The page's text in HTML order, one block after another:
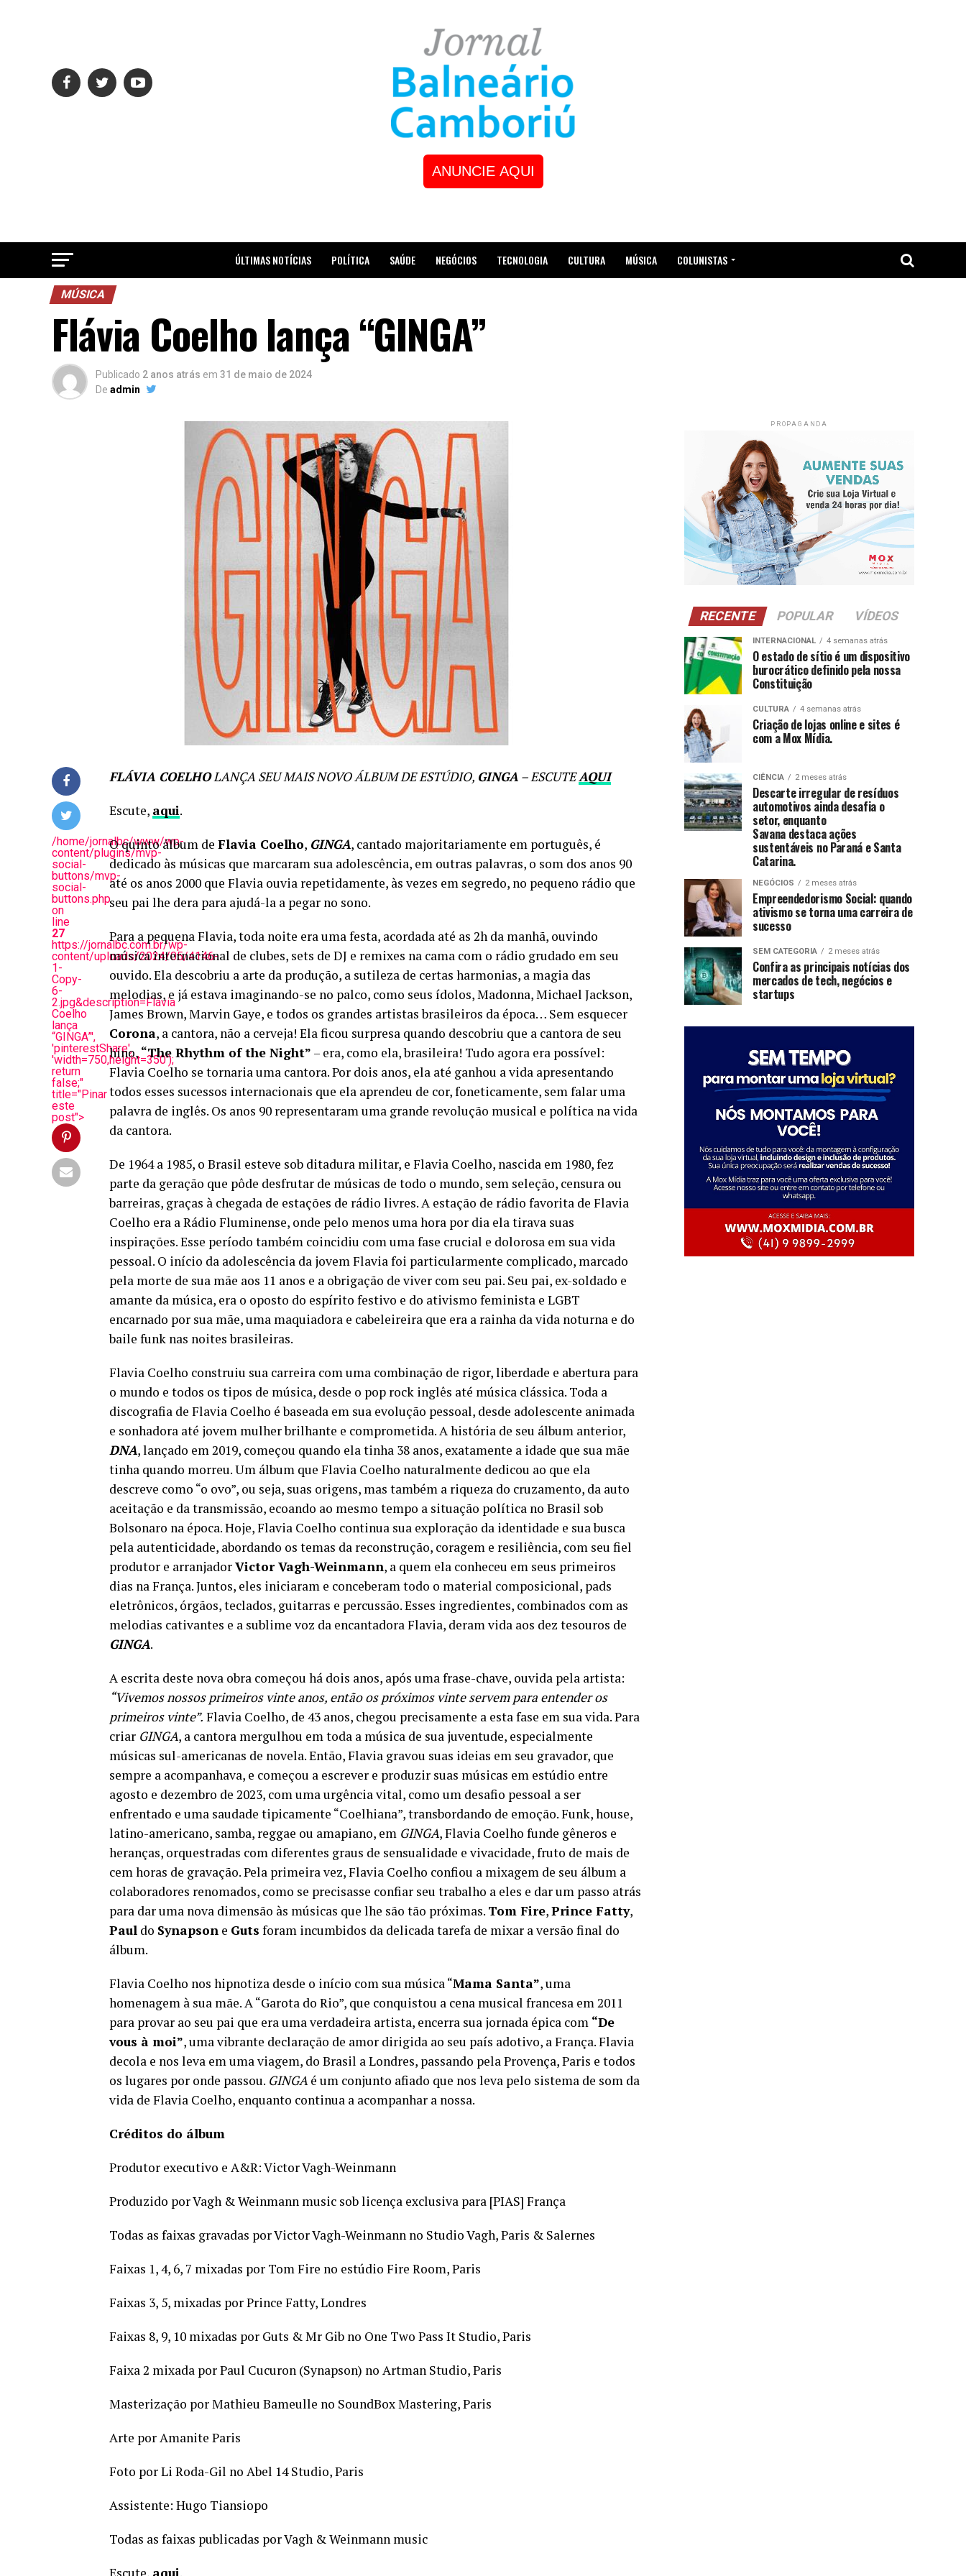
ANUNCIE AQUI
ÚLTIMAS NOTÍCIAS POLÍTICA SAÚDE NEGÓCIOS TECNOLOGIA CULTURA MÚSICA COLUNISTAS
MÚSICA
Flávia Coelho lança “GINGA”
Publicado 2 anos atrás em 31 de maio de 2024
De admin
/home/jornalbc/www/wp-
content/plugins/mvp-
social-
buttons/mvp-
social-
buttons.php
on
line
27
https://jornalbc.com.br/wp-
content/uploads/2024/05/4146-
1-
Copy-
6-
2.jpg&description=Flávia
Coelho
lança
“GINGA”',
'pinterestShare',
'width=750,height=350');
return
false;"
title="Pinar
este
post">
FLÁVIA COELHOLANÇA SEU MAIS NOVO ÁLBUM DE ESTÚDIO, GINGA – ESCUTEAQUI
Escute, aqui.
O quinto álbum de Flavia Coelho, GINGA, cantado majoritariamente em português, é
dedicado às músicas que marcaram sua adolescência, em outras palavras, o som dos anos 90
até os anos 2000 que Flavia ouvia repetidamente, às vezes em segredo, no pequeno rádio que
seu pai lhe dera para ajudá-la a pegar no sono.
Para a pequena Flavia, toda noite era uma festa, acordada até as 2h da manhã, ouvindo
música internacional de clubes, sets de DJ e remixes na cama com o rádio grudado em seu
ouvido. Ela descobriu a arte da produção, a sutileza de certas harmonias, a magia das
melodias, e já estava imaginando-se no palco, como seus ídolos, Madonna, Michael Jackson,
James Brown, Marvin Gaye, e todos os grandes artistas brasileiros da época… Sem esquecer
Corona, a cantora, não a cerveja! Ela ficou surpresa quando descobriu que a cantora de seu
hino,“The Rhythm of the Night” – era, como ela, brasileira! Tudo agora era possível:
Flavia Coelho se tornaria uma cantora. Por dois anos, ela até ganhou a vida apresentando
todos esses sucessos internacionais que ela aprendeu de cor, foneticamente, sem falar uma
palavra de inglês. Os anos 90 representaram uma grande revolução musical e política na vida
da cantora.
De 1964 a 1985, o Brasil esteve sob ditadura militar, e Flavia Coelho, nascida em 1980, fez
parte da geração que pôde desfrutar de músicas de todo o mundo, sem seleção, censura ou
barreiras, graças à chegada de estações de rádio livres. A estação de rádio favorita de Flavia
Coelho era a Rádio Fluminense, onde pelo menos uma hora por dia ela tirava suas
inspirações. Esse período também coincidiu com uma fase crucial e dolorosa em sua vida
pessoal. O início da adolescência da jovem Flavia foi particularmente complicado, marcado
pela morte de sua mãe aos 11 anos e a obrigação de viver com seu pai. Seu pai, ex-soldado e
amante da música, era o oposto do espírito festivo e do ativismo feminista e LGBT
encarnado por sua mãe, uma maquiadora e cabeleireira que era a rainha da vida noturna e do
baile funk nas noites brasileiras.
Flavia Coelho construiu sua carreira com uma combinação de rigor, liberdade e abertura para
o mundo e todos os tipos de música, desde o pop rock inglês até música clássica. Toda a
discografia de Flavia Coelho é baseada em sua evolução pessoal, desde adolescente animada
e sonhadora até jovem mulher brilhante e comprometida. A história de seu álbum anterior,
DNA, lançado em 2019, começou quando ela tinha 38 anos, exatamente a idade que sua mãe
tinha quando morreu. Um álbum que Flavia Coelho naturalmente dedicou ao que ela
descreve como “o ovo”, ou seja, suas origens, mas também a riqueza do cruzamento, da auto
aceitação e da transmissão, ecoando ao mesmo tempo a situação política no Brasil sob
Bolsonaro na época. Hoje, Flavia Coelho continua sua exploração da identidade e sua busca
pela autenticidade, abordando os temas da reconstrução, coragem e resiliência, com seu fiel
produtor e arranjadorVictor Vagh-Weinmann, a quem ela conheceu em seus primeiros
dias na França. Juntos, eles iniciaram e conceberam todo o material composicional, pads
eletrônicos, órgãos, teclados, guitarras e percussão. Esses ingredientes, combinados com as
melodias cativantes e a sublime voz da encantadora Flavia, deram vida aos dez tesouros de
GINGA.
A escrita deste nova obra começou há dois anos, após uma frase-chave, ouvida pela artista:
“Vivemos nossos primeiros vinte anos, então os próximos vinte servem para entender os
primeiros vinte”. Flavia Coelho, de 43 anos, chegou precisamente a esta fase em sua vida. Para
criar GINGA, a cantora mergulhou em toda a música de sua juventude, especialmente
músicas sul-americanas de novela. Então, Flavia gravou suas ideias em seu gravador, que
sempre a acompanhava, e começou a escrever e produzir suas músicas em estúdio entre
agosto e dezembro de 2023, com uma urgência vital, como um desafio pessoal a ser
enfrentado e uma saudade tipicamente “Coelhiana”, transbordando de emoção. Funk, house,
latino-americano, samba, reggae ou amapiano, em GINGA, Flavia Coelho funde gêneros e
heranças, orquestradas com diferentes graus de sensualidade e vivacidade, fruto de mais de
cem horas de gravação. Pela primeira vez, Flavia Coelho confiou a mixagem de seu álbum a
colaboradores renomados, como se precisasse confiar seu trabalho a eles e dar um passo atrás
para dar uma nova dimensão às músicas que lhe são tão próximas. Tom Fire,Prince Fatty,
Paul do Synapson e Guts foram incumbidos da delicada tarefa de mixar a versão final do
álbum.
Flavia Coelho nos hipnotiza desde o início com sua música “Mama Santa”, uma
homenagem à sua mãe. A “Garota do Rio”, que conquistou a cena musical francesa em 2011
para provar ao seu pai que era uma verdadeira artista, encerra sua jornada épica com “De
vous à moi”, uma vibrante declaração de amor dirigida ao seu país adotivo, a França. Flavia
decola e nos leva em uma viagem, do Brasil a Londres, passando pela Provença, Paris e todos
os lugares por onde passou. GINGA é um conjunto afiado que nos leva pelo sistema de som da
vida de Flavia Coelho, enquanto continua a acompanhar a nossa.
Créditos do álbum
Produtor executivo e A&R: Victor Vagh-Weinmann
Produzido por Vagh & Weinmann music sob licença exclusiva para [PIAS] França
Todas as faixas gravadas por Victor Vagh-Weinmann no Studio Vagh, Paris & Salernes
Faixas 1, 4, 6, 7 mixadas por Tom Fire no estúdio Fire Room, Paris
Faixas 3, 5, mixadas por Prince Fatty, Londres
Faixas 8, 9, 10 mixadas por Guts & Mr Gib no One Two Pass It Studio, Paris
Faixa 2 mixada por Paul Cucuron (Synapson) no Artman Studio, Paris
Masterização por Mathieu Bameulle no SoundBox Mastering, Paris
Arte por Amanite Paris
Foto por Li Roda-Gil no Abel 14 Studio, Paris
Assistente: Hugo Tiansiopo
Todas as faixas publicadas por Vagh & Weinmann music
PROPAGANDA
RECENTE POPULAR VÍDEOS
INTERNACIONAL 4 semanas atrás
O estado de sítio é um dispositivo
burocrático definido pela nossa
Constituição
CULTURA 4 semanas atrás
Criação de lojas online e sites é
com a Mox Mídia.
CIÊNCIA 2 meses atrás
Descarte irregular de resíduos
automotivos ainda desafia o
setor, enquanto
Savana destaca ações
sustentáveis no Paraná e Santa
Catarina.
NEGÓCIOS 2 meses atrás
Empreendedorismo Social: quando
ativismo se torna uma carreira de
sucesso
SEM CATEGORIA 2 meses atrás
Confira as principais notícias dos
mercados de tech, negócios e
startups